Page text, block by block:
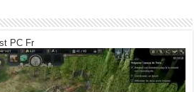
PC Fr